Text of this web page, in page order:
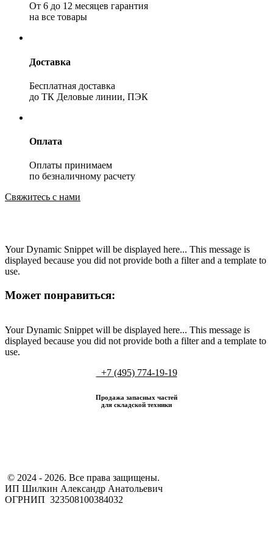
От 6 до 12 месяцев гарантия
на все товары
Доставка
Бесплатная доставка
до ТК Деловые линии, ПЭК
Оплата
Оплаты принимаем
по безналичному расчету
Свяжитесь с нами
Your Dynamic Snippet will be displayed here... This message is
displayed because you did not provide both a filter and a template to
use.
Может понравиться:
Your Dynamic Snippet will be displayed here... This message is
displayed because you did not provide both a filter and a template to
use.
+7 (495) 774-19-19
Продажа запасных частей
для складской техники
​ © 2024 - 2026. Все права защищены.
ИП Шилкин Александр Анатольевич
ОГРНИП 323508100384032